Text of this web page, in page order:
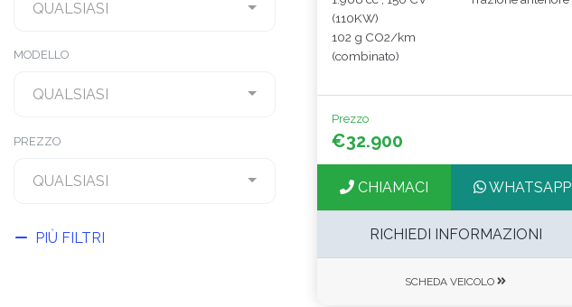
QUALSIASI
MODELLO
QUALSIASI
PREZZO
QUALSIASI
PIÙ FILTRI
(110KW)
102 g CO2/km
(combinato)
Prezzo
€32.900
CHIAMACI WHATSAPP
RICHIEDI INFORMAZIONI
SCHEDA VEICOLO